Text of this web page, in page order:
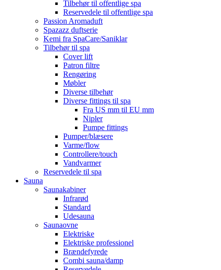
Tilbehør til offentlige spa
Reservedele til offentlige spa
Passion Aromaduft
Spazazz duftserie
Kemi fra SpaCare/Saniklar
Tilbehør til spa
Cover lift
Patron filtre
Rengøring
Møbler
Diverse tilbehør
Diverse fittings til spa
Fra US mm til EU mm
Nipler
Pumpe fittings
Pumper/blæsere
Varme/flow
Controllere/touch
Vandvarmer
Reservedele til spa
Sauna
Saunakabiner
Infrarød
Standard
Udesauna
Saunaovne
Elektriske
Elektriske professionel
Brændefyrede
Combi sauna/damp